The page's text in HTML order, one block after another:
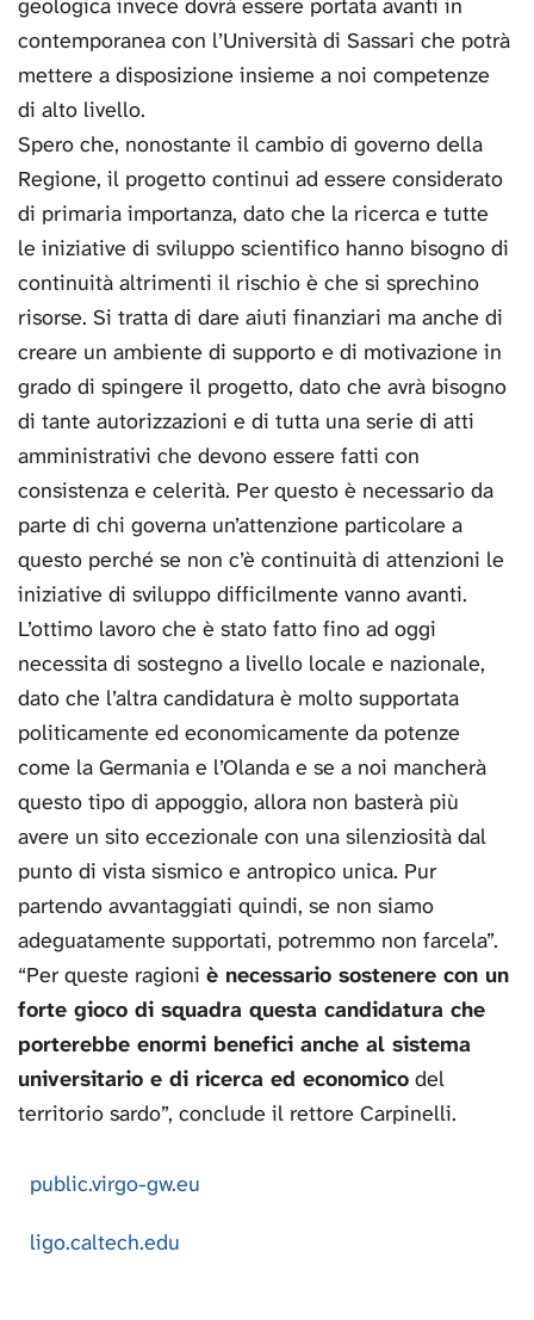
geologica invece dovrà essere portata avanti in
contemporanea con l’Università di Sassari che potrà
mettere a disposizione insieme a noi competenze
di alto livello.
Spero che, nonostante il cambio di governo della
Regione, il progetto continui ad essere considerato
di primaria importanza, dato che la ricerca e tutte
le iniziative di sviluppo scientifico hanno bisogno di
continuità altrimenti il rischio è che si sprechino
risorse. Si tratta di dare aiuti finanziari ma anche di
creare un ambiente di supporto e di motivazione in
grado di spingere il progetto, dato che avrà bisogno
di tante autorizzazioni e di tutta una serie di atti
amministrativi che devono essere fatti con
consistenza e celerità. Per questo è necessario da
parte di chi governa un’attenzione particolare a
questo perché se non c’è continuità di attenzioni le
iniziative di sviluppo difficilmente vanno avanti.
L’ottimo lavoro che è stato fatto fino ad oggi
necessita di sostegno a livello locale e nazionale,
dato che l’altra candidatura è molto supportata
politicamente ed economicamente da potenze
come la Germania e l’Olanda e se a noi mancherà
questo tipo di appoggio, allora non basterà più
avere un sito eccezionale con una silenziosità dal
punto di vista sismico e antropico unica. Pur
partendo avvantaggiati quindi, se non siamo
adeguatamente supportati, potremmo non farcela”.
“Per queste ragioni è necessario sostenere con un
forte gioco di squadra questa candidatura che
porterebbe enormi benefici anche al sistema
universitario e di ricerca ed economico del
territorio sardo”, conclude il rettore Carpinelli.
public.virgo-gw.eu
ligo.caltech.edu